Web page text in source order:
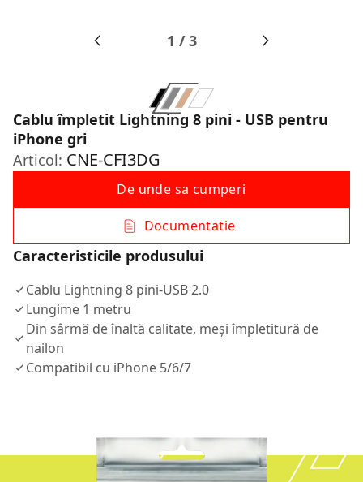
1 /3
Cablu împletit Lightning 8 pini - USB pentru
iPhone gri
Articol: CNE-CFI3DG
De unde sa cumperi
Documentatie
Caracteristicile produsului
Cablu Lightning 8 pini-USB 2.0
Lungime 1 metru
Din sârmă de înaltă calitate, meşi împletitură de
nailon
Compatibil cu iPhone 5/6/7